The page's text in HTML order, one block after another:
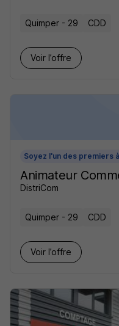
Quimper - 29 CDD
Voir l’offre
Soyez l'un des premiers
Animateur
DistriCom
Quimper - 29 CDD
Voir l’offre